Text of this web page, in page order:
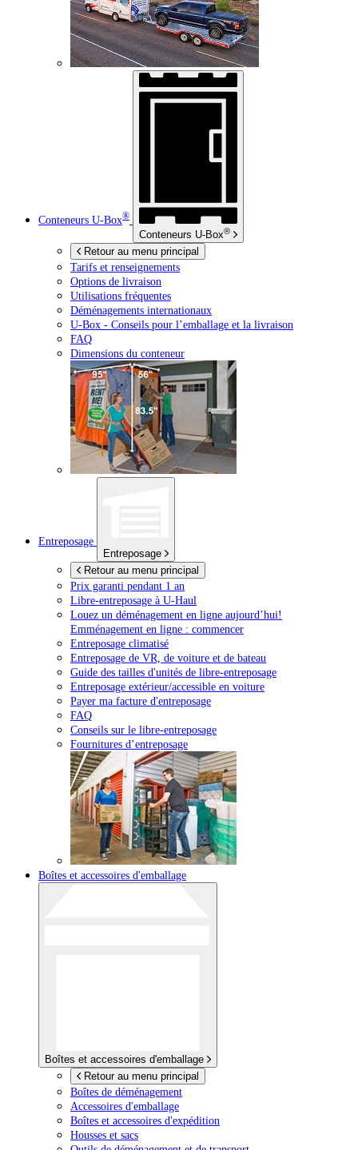
Conteneurs U-Box®
Conteneurs U-Box®
Retour au menu principal
Tarifs et renseignements
Options de livraison
Utilisations fréquentes
Déménagements internationaux
U-Box - Conseils pour l’emballage et la livraison
FAQ
Dimensions du conteneur
Entreposage
Entreposage
Retour au menu principal
Prix garanti pendant 1 an
Libre-entreposage à U-Haul
Louez un déménagement en ligne aujourd’hui!
Emménagement en ligne : commencer
Entreposage climatisé
Entreposage de VR, de voiture et de bateau
Guide des tailles d'unités de libre-entreposage
Entreposage extérieur/accessible en voiture
Payer ma facture d'entreposage
FAQ
Conseils sur le libre-entreposage
Fournitures d’entreposage
Boîtes et accessoires d'emballage
Boîtes et accessoires d'emballage
Retour au menu principal
Boîtes de déménagement
Accessoires d'emballage
Boîtes et accessoires d'expédition
Housses et sacs